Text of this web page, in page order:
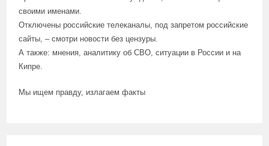
своими именами.
Отключены российские телеканалы, под запретом российские
сайты, – смотри новости без цензуры.
А также: мнения, аналитику об СВО, ситуации в России и на
Кипре.
Мы ищем правду, излагаем факты